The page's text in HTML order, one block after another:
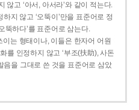
않고 ‘아서, 아서라’와 같이 적는다.
지 않고 ‘오뚝이’만을 표준어로 정
뚝하다’를 표준어로 삼는다.
이는 형태이나, 이들은 한자어 어원
를 인정하지 않고 ‘부조(扶助), 사돈
음을 그대로 쓴 것을 표준어로 삼았